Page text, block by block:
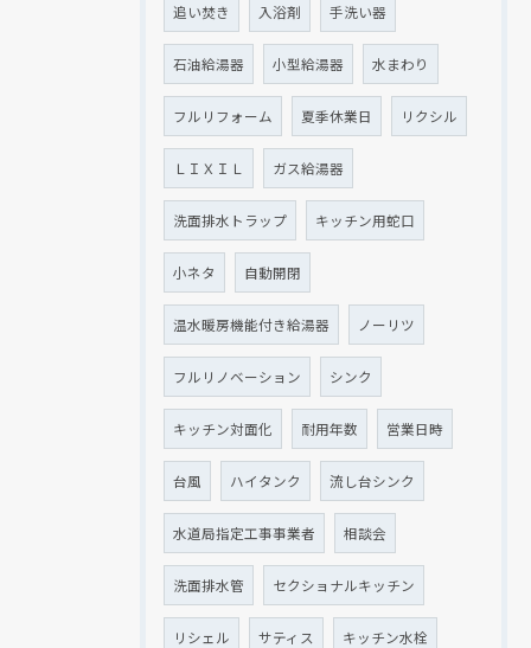
追い焚き 入浴剤 手洗い器
石油給湯器 小型給湯器 水まわり
フルリフォーム 夏季休業日 リクシル
ＬＩＸＩＬ ガス給湯器
洗面排水トラップ キッチン用蛇口
小ネタ 自動開閉
温水暖房機能付き給湯器 ノーリツ
フルリノベーション シンク
キッチン対面化 耐用年数 営業日時
台風 ハイタンク 流し台シンク
水道局指定工事事業者 相談会
洗面排水管 セクショナルキッチン
リシェル サティス キッチン水栓